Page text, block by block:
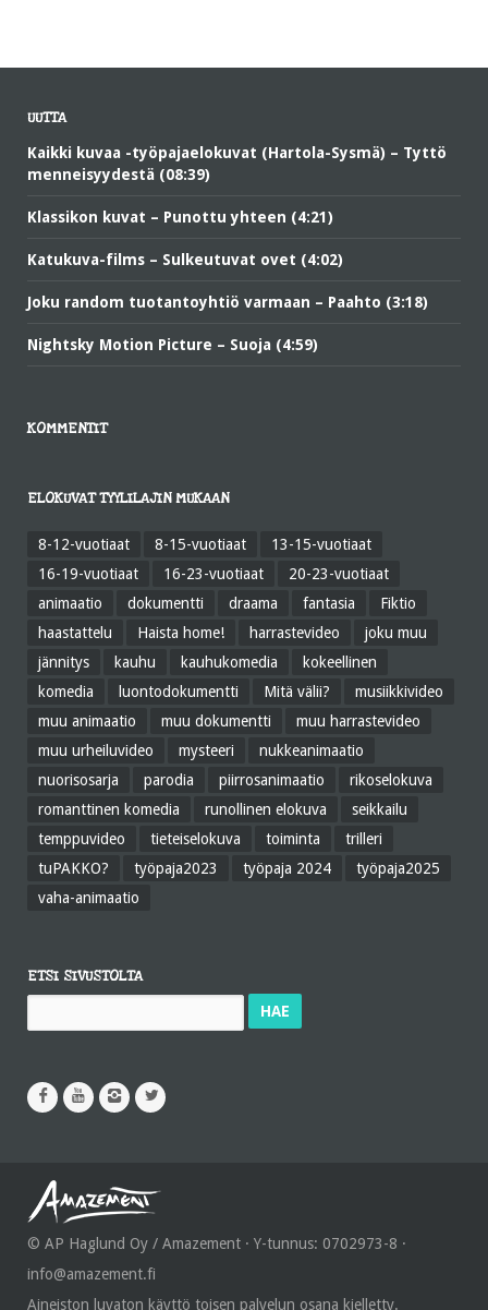
UUTTA
Kaikki kuvaa -työpajaelokuvat (Hartola-Sysmä) – Tyttö
menneisyydestä (08:39)
Klassikon kuvat – Punottu yhteen (4:21)
Katukuva-films – Sulkeutuvat ovet (4:02)
Joku random tuotantoyhtiö varmaan – Paahto (3:18)
Nightsky Motion Picture – Suoja (4:59)
KOMMENTIT
ELOKUVAT TYYLILAJIN MUKAAN
8-12-vuotiaat 8-15-vuotiaat
13-15-vuotiaat
16-19-vuotiaat
16-23-vuotiaat
20-23-vuotiaat
animaatio
dokumentti draama fantasia
Fiktio
haastattelu
Haista home! harrastevideo
joku muu
jännitys
kauhu kauhukomedia
kokeellinen
komedia
luontodokumentti Mitä välii?
musiikkivideo
muu animaatio
muu dokumentti
muu harrastevideo
muu urheiluvideo
mysteeri
nukkeanimaatio
nuorisosarja
parodia piirrosanimaatio
rikoselokuva
romanttinen komedia
runollinen elokuva
seikkailu
temppuvideo
tieteiselokuva toiminta
trilleri
tuPAKKO?
työpaja2023 työpaja 2024
työpaja2025
vaha-animaatio
ETSI SIVUSTOLTA
© AP Haglund Oy / Amazement · Y-tunnus: 0702973-8 ·
info@amazement.fi
Aineiston luvaton käyttö toisen palvelun osana kielletty.